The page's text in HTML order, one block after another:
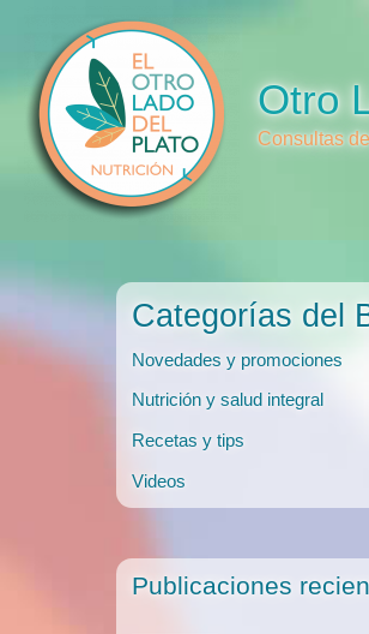
contenido
Otro
Consultas
Categorías del
Novedades y promociones
Nutrición y salud integral
Recetas y tips
Videos
Publicaciones